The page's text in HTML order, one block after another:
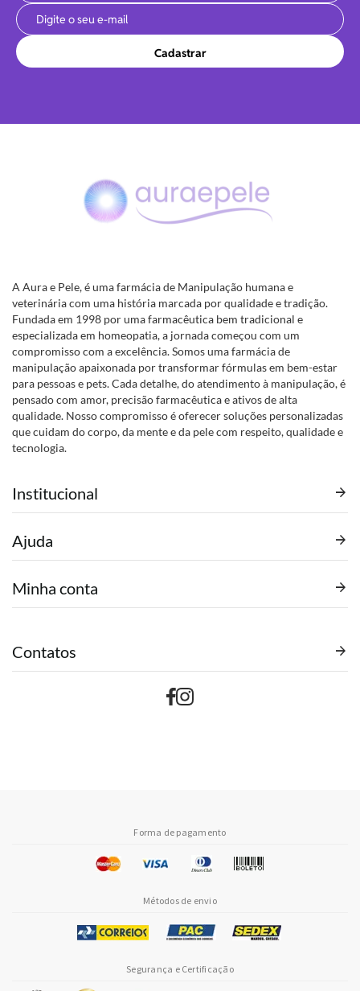
Cadastrar
A Aura e Pele, é uma farmácia de Manipulação humana e
veterinária com uma história marcada por qualidade e tradição.
Fundada em 1998 por uma farmacêutica bem tradicional e
especializada em homeopatia, a jornada começou com um
compromisso com a excelência. Somos uma farmácia de
manipulação apaixonada por transformar fórmulas em bem-estar
para pessoas e pets. Cada detalhe, do atendimento à manipulação, é
pensado com amor, precisão farmacêutica e ativos de alta
qualidade. Nosso compromisso é oferecer soluções personalizadas
que cuidam do corpo, da mente e da pele com respeito, qualidade e
tecnologia.
Institucional
Ajuda
Minha conta
Contatos
Forma de pagamento
Métodos de envio
Segurança e Certificação